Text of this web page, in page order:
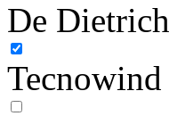
De Dietrich
Tecnowind